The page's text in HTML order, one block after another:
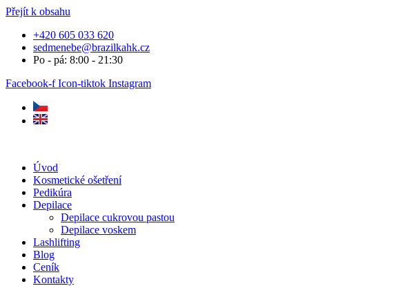
Přejít k obsahu
+420 605 033 620
sedmenebe@brazilkahk.cz
Po - pá: 8:00 - 21:30
Facebook-f Icon-tiktok Instagram
Úvod
Kosmetické ošetření
Pedikúra
Depilace
Depilace cukrovou pastou
Depilace voskem
Lashlifting
Blog
Ceník
Kontakty